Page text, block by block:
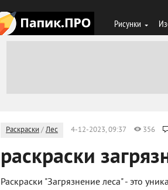
Рисунки
Раскраски /Лес 4-12-2023, 09:37 356
раскраски
Раскраски "Загрязнение леса" - это